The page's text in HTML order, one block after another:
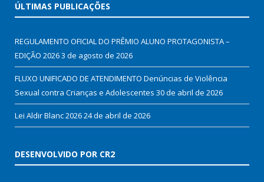
ÚLTIMAS PUBLICAÇÕES
REGULAMENTO OFICIAL DO PRÊMIO ALUNO PROTAGONISTA –
EDIÇÃO 20263 de agosto de 2026
FLUXO UNIFICADO DE ATENDIMENTO Denúncias de Violência
Sexual contra Crianças e Adolescentes 30 de abril de 2026
Lei Aldir Blanc 202624 de abril de 2026
DESENVOLVIDO POR CR2